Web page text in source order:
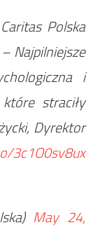
Polska
Najpilniejsze
i
straciły
Dyrektor
3c1O0sv8ux
May 24,